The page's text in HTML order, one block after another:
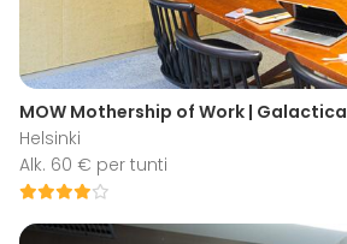
MOW Mothership of Work | Galactica
Helsinki
Alk. 60 € per tunti